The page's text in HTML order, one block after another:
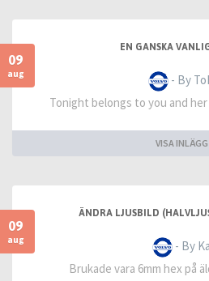
09
aug
EN GANSKA
- By
Tonight belongs to you and
VISA INLÄGG
09
aug
ÄNDRA LJUSBILD
- By
Brukade vara 6mm hex på